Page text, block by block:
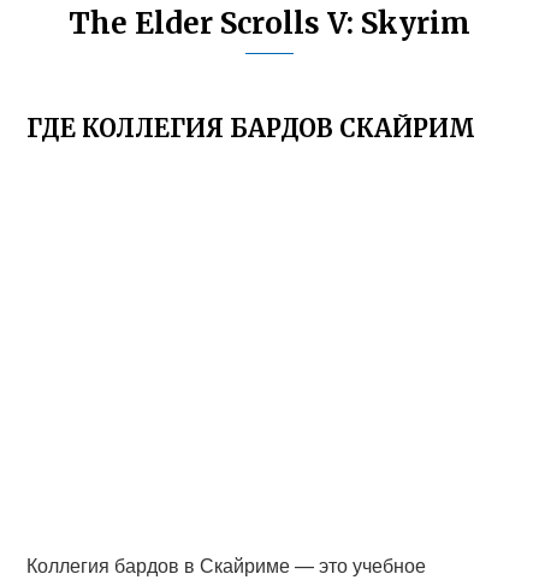
The Elder Scrolls V: Skyrim
ГДЕ КОЛЛЕГИЯ БАРДОВ СКАЙРИМ
Коллегия бардов в Скайриме — это учебное